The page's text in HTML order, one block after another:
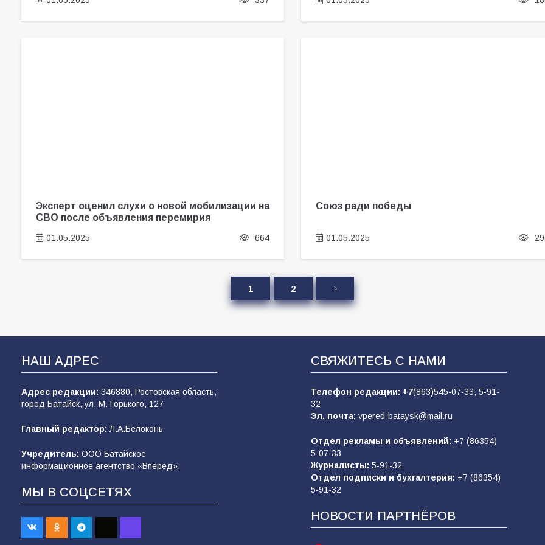
Эксперт оценил слухи о новой мобилизации на
СВО после объявления перемирия
01.05.2025 664
Союз ради победы
01.05.2025
1 2
НАШ АДРЕС
Адрес редакции: 346880, Ростовская область,
город Батайск, ул. М. Горького, 127
Главный редактор: Л.А.Белоконь
Учредитель: ООО Батайское
информационное агентство «Вперёд».
МЫ В СОЦСЕТЯХ
СВЯЖИТЕСЬ С НАМИ
Телефон редакции: +7(863)545-07-33, 5-91-
32
Эл. почта: vpered-bataysk@mail.ru
Отдел рекламы и объявлений: +7 (86354)
5-07-33
Журналисты: 5-91-32
Отдел подписки и бухгалтерия: +7 (86354)
5-91-32
НОВОСТИ ПАРТНЁРОВ